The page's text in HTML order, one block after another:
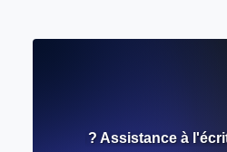
? Assistance à